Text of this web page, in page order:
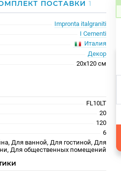
ПОСТАВКИ1
Impronta italgraniti
I Cementi
Италия
Декор
20x120 см
FL10LT
20
120
6
Для ванной, Для гостиной, Для
Для общественных помещений